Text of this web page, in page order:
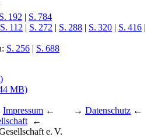
S. 192 | S. 784
S. 112 | S. 272 | S. 288 | S. 320 | S. 416 |
S. 256 | S. 688
MB)
Impressum ← → Datenschutz ←
←
e. V.